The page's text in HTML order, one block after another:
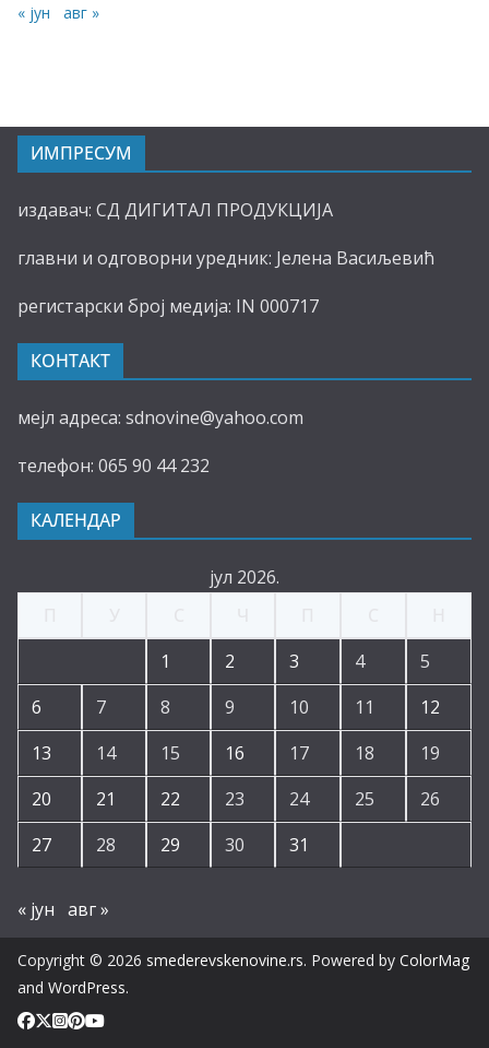
« јун авг »
ИМПРЕСУМ
издавач: СД ДИГИТАЛ ПРОДУКЦИЈА
главни и одговорни уредник: Јелена Васиљевић
регистарски број медија: IN 000717
КОНТАКТ
мејл адреса: sdnovine@yahoo.com
телефон: 065 90 44 232
КАЛЕНДАР
јул 2026.
1
2 3 4
5
6
7 8 9 10 11
12
13
14 15 16 17 18
19
20
21 22 23 24 25
26
27
28 29 30 31
« јун авг »
Copyright © 2026 smederevskenovine.rs. Powered by ColorMag
and WordPress.